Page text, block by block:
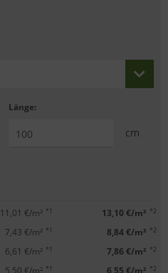
Länge:
cm
11,01 €/m² *1 13,10 €/m² *2
7,43 €/m² *1 8,84 €/m² *2
6,61 €/m² *1 7,86 €/m² *2
*1 *2